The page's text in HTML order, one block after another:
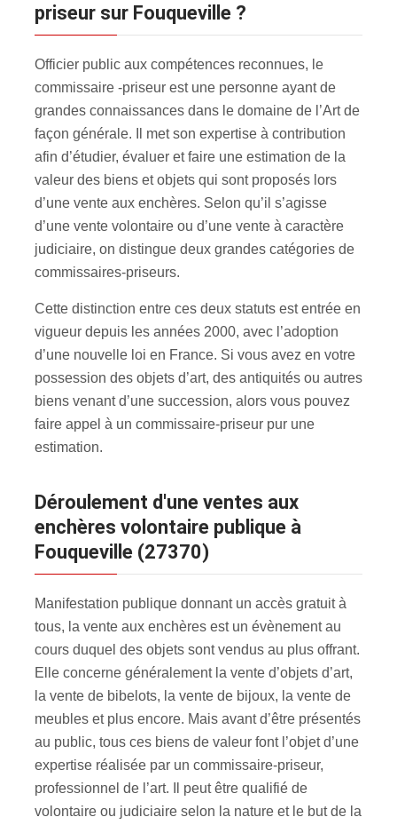
priseur sur Fouqueville ?
Officier public aux compétences reconnues, le
commissaire -priseur est une personne ayant de
grandes connaissances dans le domaine de l’Art de
façon générale. Il met son expertise à contribution
afin d’étudier, évaluer et faire une estimation de la
valeur des biens et objets qui sont proposés lors
d’une vente aux enchères. Selon qu’il s’agisse
d’une vente volontaire ou d’une vente à caractère
judiciaire, on distingue deux grandes catégories de
commissaires-priseurs.
Cette distinction entre ces deux statuts est entrée en
vigueur depuis les années 2000, avec l’adoption
d’une nouvelle loi en France. Si vous avez en votre
possession des objets d’art, des antiquités ou autres
biens venant d’une succession, alors vous pouvez
faire appel à un commissaire-priseur pur une
estimation.
Déroulement d'une ventes aux
enchères volontaire publique à
Fouqueville (27370)
Manifestation publique donnant un accès gratuit à
tous, la vente aux enchères est un évènement au
cours duquel des objets sont vendus au plus offrant.
Elle concerne généralement la vente d’objets d’art,
la vente de bibelots, la vente de bijoux, la vente de
meubles et plus encore. Mais avant d’être présentés
au public, tous ces biens de valeur font l’objet d’une
expertise réalisée par un commissaire-priseur,
professionnel de l’art. Il peut être qualifié de
volontaire ou judiciaire selon la nature et le but de la